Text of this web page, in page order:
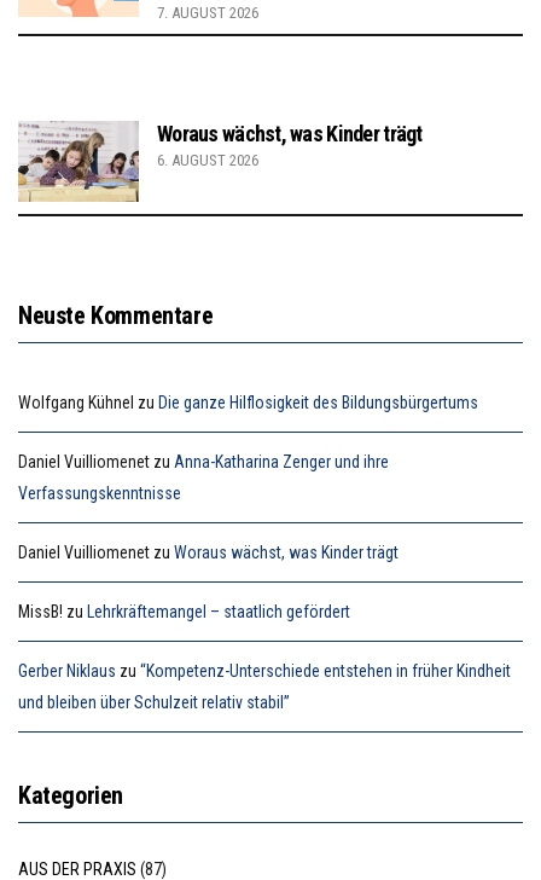
7. AUGUST 2026
Woraus wächst, was Kinder trägt
6. AUGUST 2026
Neuste Kommentare
Wolfgang Kühnel zu Die ganze Hilflosigkeit des Bildungsbürgertums
Daniel Vuilliomenet zu Anna-Katharina Zenger und ihre
Verfassungskenntnisse
Daniel Vuilliomenet zu Woraus wächst, was Kinder trägt
MissB! zu Lehrkräftemangel – staatlich gefördert
Gerber Niklaus zu “Kompetenz-Unterschiede entstehen in früher Kindheit
und bleiben über Schulzeit relativ stabil”
Kategorien
AUS DER PRAXIS (87)